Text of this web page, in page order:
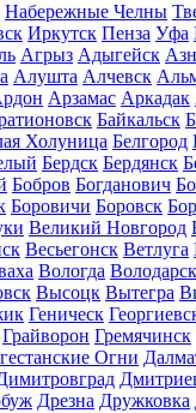
Набережные Челны
Иркутск Пенза Уфа
Агрыз Адыгейск
Алушта Алчевск
Арзамас Аркадак
Байкальск
Холуница Белгород
Бердск Бердянск
Бобров Богданович
Боровичи Боровск
Великий Новгород
Весьегонск Ветлуга
Вологда Володарск
Высоцк Вытегра
Геническ
Грайворон Гремячинск
Огни
Дрезна Дружковка